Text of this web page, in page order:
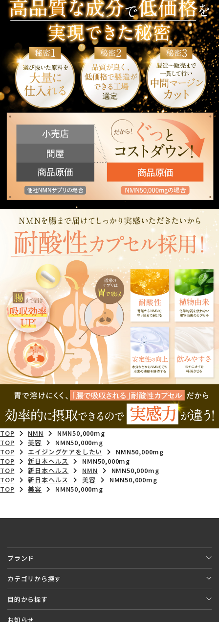
TOP NMN
NMN50,000mg
TOP
美容
NMN50,000mg
TOP
エイジングケアをしたい
NMN50,000mg
TOP
新日本ヘルス
NMN50,000mg
TOP
新日本ヘルス NMN
NMN50,000mg
TOP
新日本ヘルス 美容
NMN50,000mg
TOP
美容 NMN50,000mg
ブランド
カテゴリから探す
目的から探す
お知らせ